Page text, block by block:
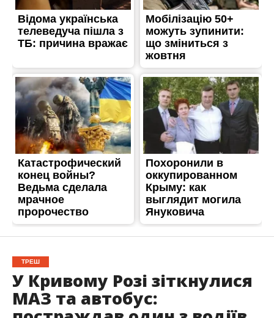
ТРЕШ
У Кривому Розі зіткнулися
МАЗ та автобус: